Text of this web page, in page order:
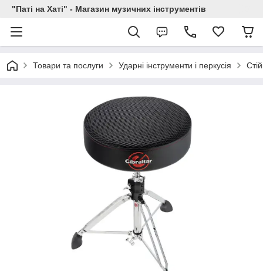
"Паті на Хаті" - Магазин музичних інструментів
Товари та послуги Ударні інструменти і перкусія